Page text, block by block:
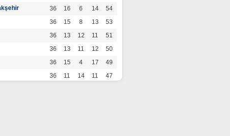
36 16 6 14
54
36 15 8 13
53
36 13 12 11
51
36 13 11 12
50
36 15 4 17
49
36 11 14 11
47